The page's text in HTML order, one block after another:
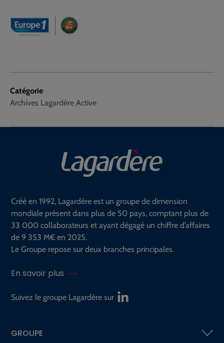
Catégorie
Archives Lagardère Active
Créé en 1992, Lagardère est un groupe de dimension
mondiale présent dans plus de 50 pays, comptant plus de
33 000 collaborateurs et ayant dégagé un chiffre d’affaires
de 9 353 M€ en 2025.
Le Groupe repose sur deux branches principales.
En savoir plus
Suivez le groupe Lagardère sur
GROUPE